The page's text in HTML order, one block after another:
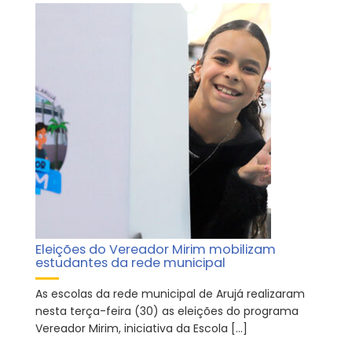
Eleições do Vereador Mirim mobilizam
estudantes da rede municipal
As escolas da rede municipal de Arujá realizaram
nesta terça-feira (30) as eleições do programa
Vereador Mirim, iniciativa da Escola […]